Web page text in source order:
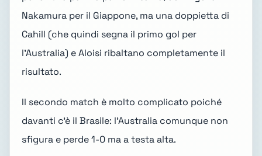
Nakamura per il Giappone, ma una doppietta di
Cahill (che quindi segna il primo gol per
l'Australia) e Aloisi ribaltano completamente il
risultato.
Il secondo match è molto complicato poiché
davanti c'è il Brasile: l'Australia comunque non
sfigura e perde 1-0 ma a testa alta.